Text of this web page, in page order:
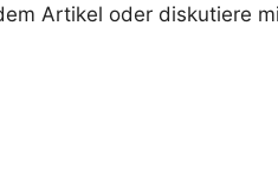
Artikel oder diskutiere